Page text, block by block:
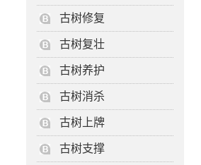
古树修复
古树复壮
古树养护
古树消杀
古树上牌
古树支撑